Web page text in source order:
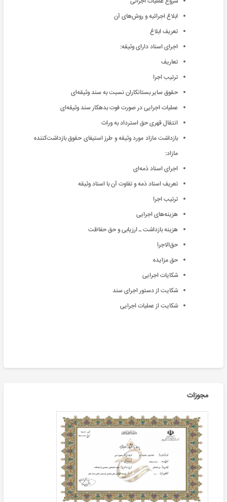
ابلاغ اجرائیه و روش‌های آن
تعریف ابلاغ
اجرای اسناد دارای وثیقه:
تعاریف
ترتیب اجرا
حقوق سایر بستانکاران نسبت به سند وثیقه‌ای
عملیات اجرایی در صورت فوت بدهکار سند وثیقه‌ای
انتقال قهری حق استرداد به وراث
بازداشت مازاد مورد وثیقه و طرز استیفای حقوق بازداشت‌کننده
مازاد:
اجرای اسناد ذمه‌ای
تعریف اسناد ذمه و تفاوت آن با اسناد وثیقه
ترتیب اجرا
هزینه‌های اجرایی
هزینه بازداشت ـ ارزیابی و حق حفاظت
حق‌الاجرا
حق مزایده
شکایات اجرایی
شکایت از دستور اجرای سند
شکایت از عملیات اجرایی
مجوزات